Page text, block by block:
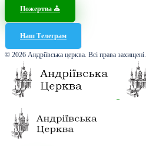
Пожертва ⛪️
Наш Телеграм
© 2026 Андріївська церква. Всі права захищені.